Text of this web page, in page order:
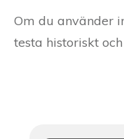
Om du använder
testa historiskt